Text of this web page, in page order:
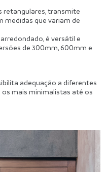
retangulares, transmite
medidas que variam de
é versátil e
de 300mm, 600mm e
adequação a diferentes
mais minimalistas até os